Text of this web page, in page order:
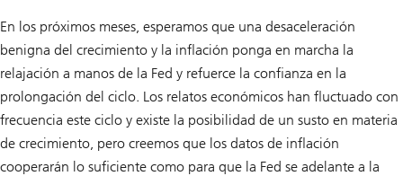
En los próximos meses, esperamos que una desaceleración
benigna del crecimiento y la inflación ponga en marcha la
relajación a manos de la Fed y refuerce la confianza en la
prolongación del ciclo. Los relatos económicos han fluctuado con
frecuencia este ciclo y existe la posibilidad de un susto en materia
de crecimiento, pero creemos que los datos de inflación
cooperarán lo suficiente como para que la Fed se adelante a la